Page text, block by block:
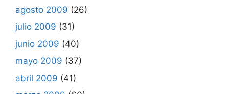
agosto 2009 (26)
julio 2009 (31)
junio 2009 (40)
mayo 2009 (37)
abril 2009 (41)